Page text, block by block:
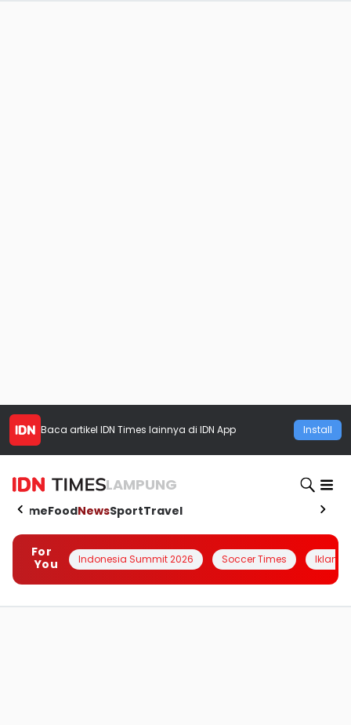
Baca artikel IDN Times lainnya di IDN App Install
LAMPUNG
HomeFoodNewsSportTravel
For
You
Indonesia Summit 2026 Soccer Times Iklanin